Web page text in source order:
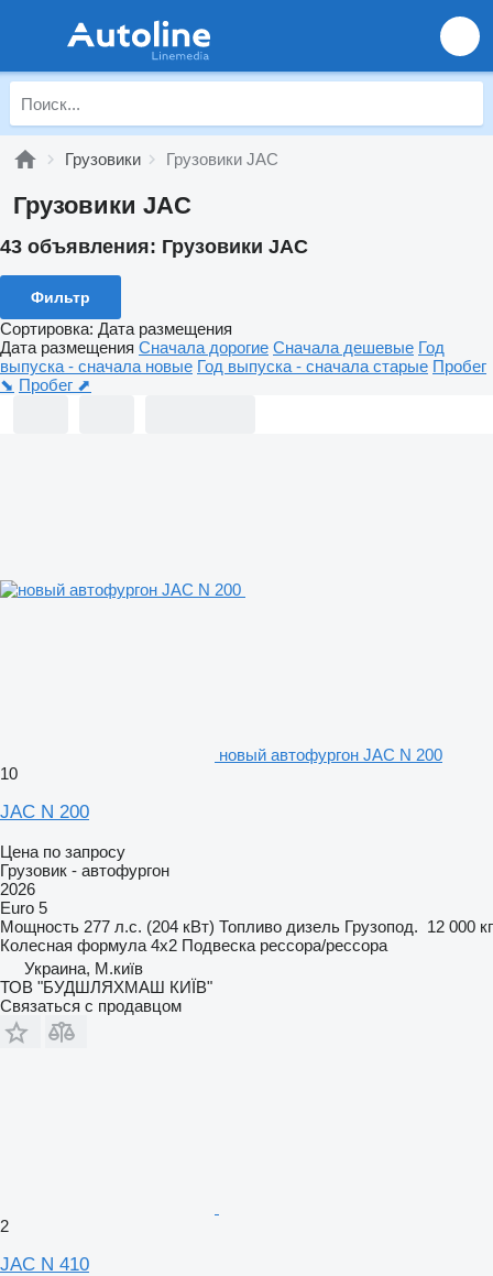
Грузовики Грузовики JAC
Грузовики JAC
43 объявления: Грузовики JAC
Фильтр
Сортировка: Дата размещения
Дата размещения Сначала дорогие Сначала дешевые Год
выпуска - сначала новые Год выпуска - сначала старые Пробег
⬊ Пробег ⬈
новый автофургон JAC N 200
10
JAC N 200
Цена по запросу
Грузовик - автофургон
2026
Euro 5
Мощность 277 л.с. (204 кВт) Топливо дизель Грузопод. 12 000 кг
Колесная формула 4x2 Подвеска рессора/рессора
Украина, М.київ
ТОВ "БУДШЛЯХМАШ КИЇВ"
Связаться с продавцом
2
JAC N 410